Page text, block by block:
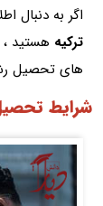
اگر به دنبال
ترکیه هستید ،
های تحصیل
شرایط